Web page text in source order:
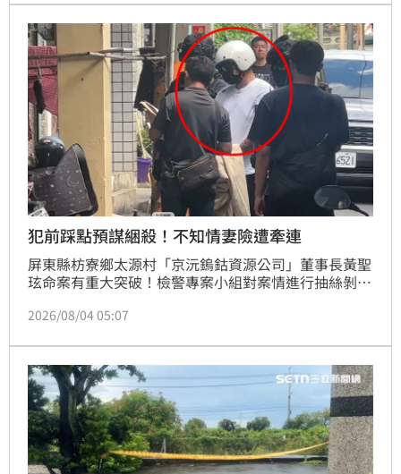
大，且有逃亡滅證之虞，已向法院聲押禁見。調查發現
林嫌犯案前曾帶妻子探勘地形，所幸其妻對犯案計畫並
不知情，已排除涉案可能。目前警方正深入釐清林嫌犯
案動機，是因財起意抑或積怨報復仍待進一步調查，全
案持續偵辦中。
犯前踩點預謀綑殺！不知情妻險遭牽連
屏東縣枋寮鄉太源村「京沅鎢鈷資源公司」董事長黃聖
玹命案有重大突破！檢警專案小組對案情進行抽絲剝繭
前員工林男拘提到案，經過初步偵訊，警方已於稍早押
顯示全案為林嫌一人所為，並無其他共犯，並非外界揣
測的「夫妻共謀」。
2026/08/04 05:07